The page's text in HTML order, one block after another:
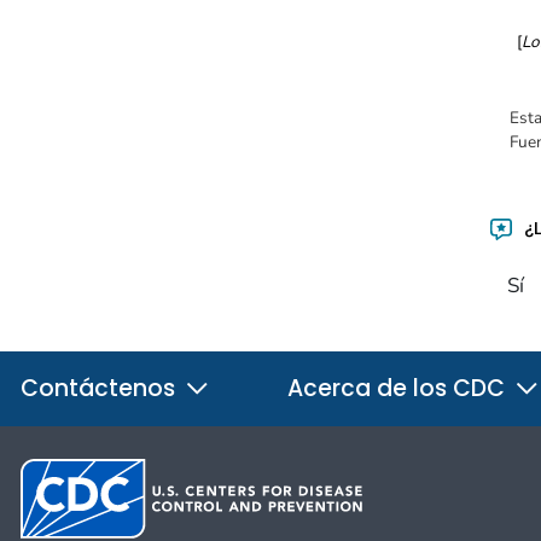
[
Sí
Contáctenos Acerca de los CDC